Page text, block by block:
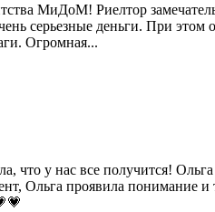
МиДоМ! Риелтор
серьезные деньги. При
Огромная...
у нас все получится!
Ольга проявила понимание и